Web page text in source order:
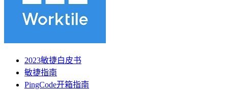
2023敏捷白皮书
敏捷指南
PingCode开箱指南